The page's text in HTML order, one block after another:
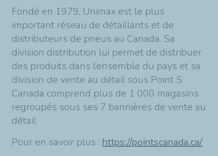
Fondé en 1979, Unimax est le plus
important réseau de détaillants et de
distributeurs de pneus au Canada. Sa
division distribution lui permet de distribuer
des produits dans l’ensemble du pays et sa
division de vente au détail sous Point S
Canada comprend plus de 1 000 magasins
regroupés sous ses 7 bannières de vente au
détail.
Pour en savoir plus : https://pointscanada.ca/